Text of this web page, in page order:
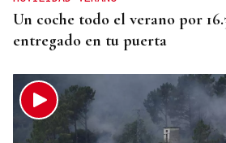
Un coche todo el verano por
entregado en tu puerta